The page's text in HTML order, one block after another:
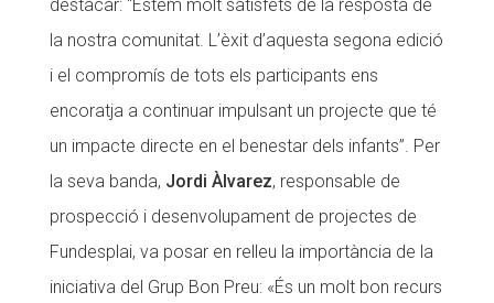
destacar: “Estem molt satisfets de la resposta de
la nostra comunitat. L’èxit d’aquesta segona edició
i el compromís de tots els participants ens
encoratja a continuar impulsant un projecte que té
un impacte directe en el benestar dels infants”. Per
la seva banda, Jordi Àlvarez, responsable de
prospecció i desenvolupament de projectes de
Fundesplai, va posar en relleu la importància de la
iniciativa del Grup Bon Preu: «És un molt bon recurs